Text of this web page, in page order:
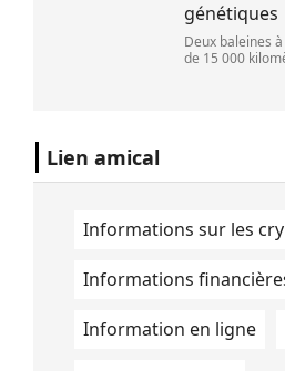
génétiques
Deux baleines
de 15 000
Lien amical
Informations sur les
Informations
Information en ligne